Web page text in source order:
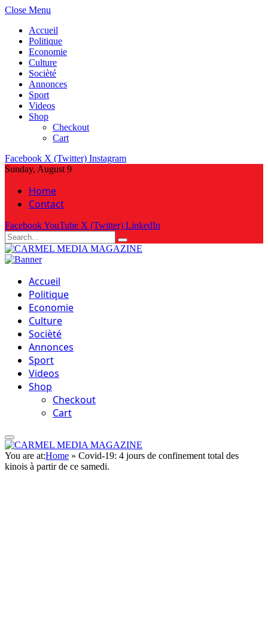
Close Menu
Accueil
Politique
Economie
Culture
Socièté
Annonces
Sport
Videos
Shop
Checkout
Cart
Facebook X (Twitter) Instagram
Sunday, August 9
Home
Contact
FacebookYouTube X (Twitter) LinkedIn
Accueil
Politique
Economie
Culture
Socièté
Annonces
Sport
Videos
Shop
Checkout
Cart
You are at:Home » Covid-19: 4 jours de confinement total des
kinois à partir de ce samedi.